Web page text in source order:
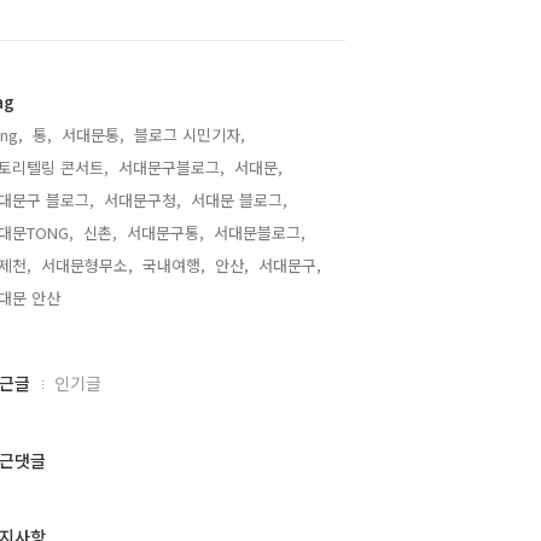
통, 서대문통, 블로그 시민기자,
리텔링 콘서트, 서대문구블로그, 서대문,
문구 블로그, 서대문구청, 서대문 블로그,
문TONG, 신촌, 서대문구통, 서대문블로그,
천, 서대문형무소, 국내여행, 안산, 서대문구,
문 안산,
글 인기글
댓글
사항